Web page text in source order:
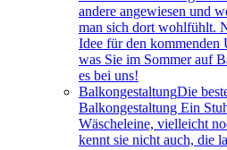
andere angewiesen und
man sich dort wohlfühlt.
Idee für den kommenden
was Sie im Sommer auf
es bei uns!
BalkongestaltungDie
Balkongestaltung Ein
Wäscheleine, vielleicht
kennt sie nicht auch, die